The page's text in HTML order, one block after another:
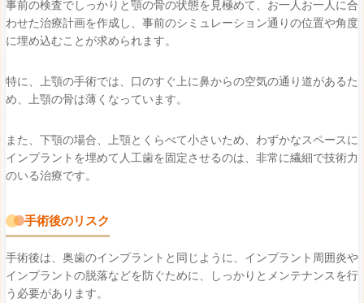
事前の検査でしっかりと顎の骨の状態を見極めて、お一人お一人に合
わせた治療計画を作成し、事前のシミュレーション通りの位置や角度
に埋め込むことが求められます。
特に、上顎の手術では、口のすぐ上に鼻からの空気の通り道があるた
め、上顎の骨は薄くなっています。
また、下顎の場合、上顎とくらべて小さいため、わずかなスペースに
インプラントを埋めて人工歯を固定させるのは、非常に繊細で技術力
のいる治療です。
手術後のリスク
手術後は、奥歯のインプラントと同じように、インプラント周囲炎や
インプラントの脱落などを防ぐために、しっかりとメンテナンスを行
う必要があります。